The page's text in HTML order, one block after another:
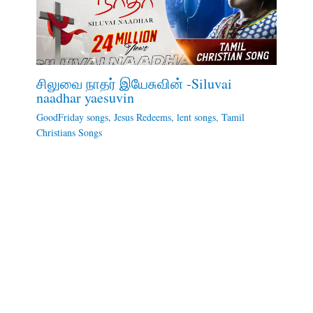
சிலுவை நாதர் இயேசுவின் -Siluvai
naadhar yaesuvin
GoodFriday songs, Jesus Redeems, lent songs, Tamil
Christians Songs